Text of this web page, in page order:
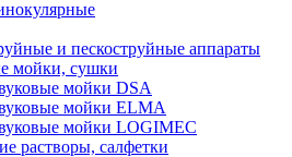
и пескоструйные аппараты
мойки, сушки
мойки DSA
мойки ELMA
мойки LOGIMEC
растворы, салфетки